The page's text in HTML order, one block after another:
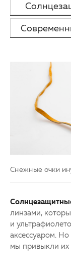
Партнерам
Закупки
Клуб
Другие
Детская
Снежные очки
линзами,
и
аксессуаром.
мы привыкли их